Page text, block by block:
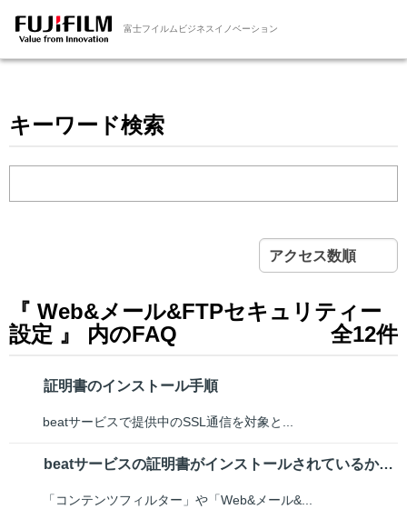
富士フイルムビジネスイノベーション
キーワード検索
アクセス数順
『 Web&メール&FTPセキュリティー
設定 』 内のFAQ
全12件
証明書のインストール手順
beatサービスで提供中のSSL通信を対象と...
beatサービスの証明書がインストールされているか確認する方法
「コンテンツフィルター」や「Web&メール&...